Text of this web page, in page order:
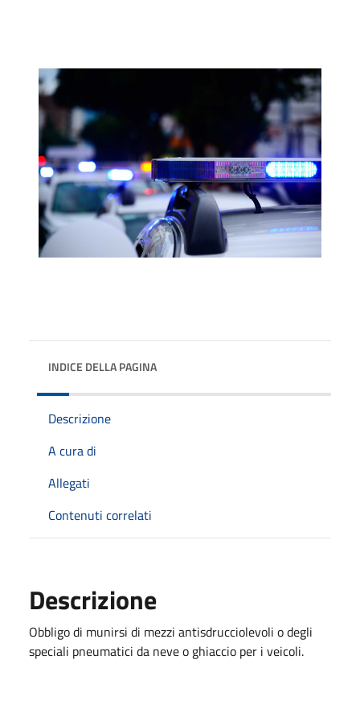
INDICE DELLA PAGINA
Descrizione
A cura di
Allegati
Contenuti correlati
Descrizione
Obbligo di munirsi di mezzi antisdrucciolevoli o degli
speciali pneumatici da neve o ghiaccio per i veicoli.